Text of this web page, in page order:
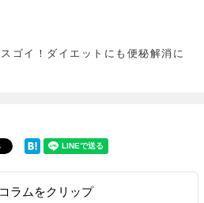
ゴイ！ダイエットにも便秘解消に
ラムをクリップ